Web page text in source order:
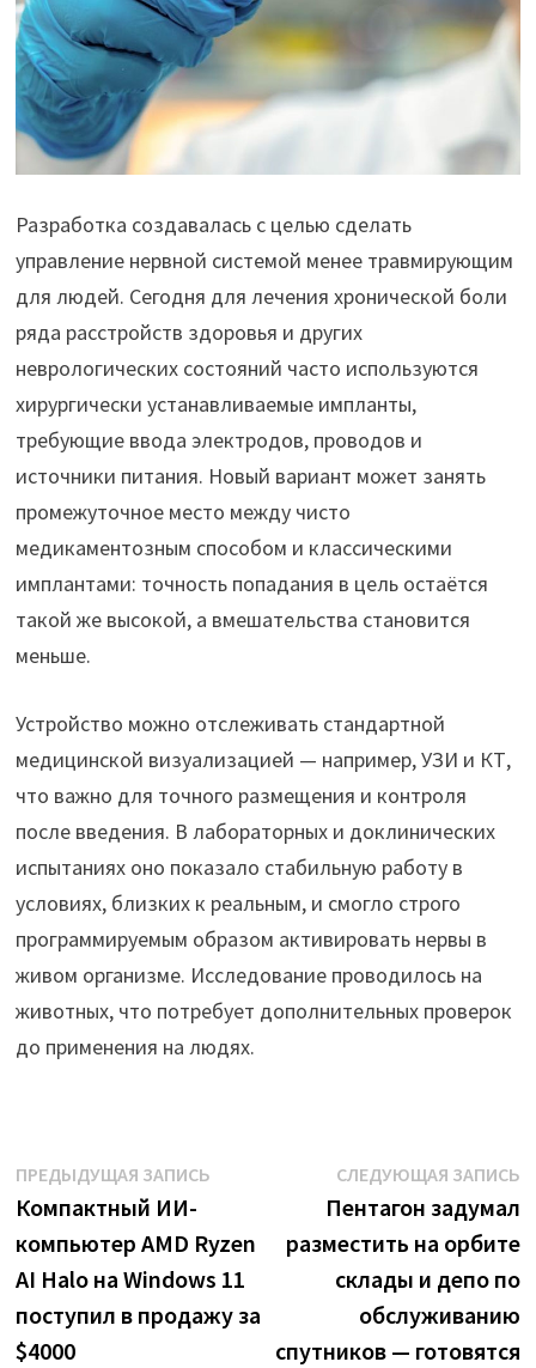
Разработка создавалась с целью сделать
управление нервной системой менее травмирующим
для людей. Сегодня для лечения хронической боли
ряда расстройств здоровья и других
неврологических состояний часто используются
хирургически устанавливаемые импланты,
требующие ввода электродов, проводов и
источники питания. Новый вариант может занять
промежуточное место между чисто
медикаментозным способом и классическими
имплантами: точность попадания в цель остаётся
такой же высокой, а вмешательства становится
меньше.
Устройство можно отслеживать стандартной
медицинской визуализацией — например, УЗИ и КТ,
что важно для точного размещения и контроля
после введения. В лабораторных и доклинических
испытаниях оно показало стабильную работу в
условиях, близких к реальным, и смогло строго
программируемым образом активировать нервы в
живом организме. Исследование проводилось на
животных, что потребует дополнительных проверок
до применения на людях.
Навигация
по
записям
ПРЕДЫДУЩАЯ ЗАПИСЬПредыдущая
Компактный ИИ-
компьютер AMD Ryzen
AI Halo на Windows 11
поступил в продажу за
$4000
СЛЕДУЮЩАЯ ЗАПИСЬ
Пентагон задумал
разместить на орбите
склады и депо по
обслуживанию
спутников — готовятся